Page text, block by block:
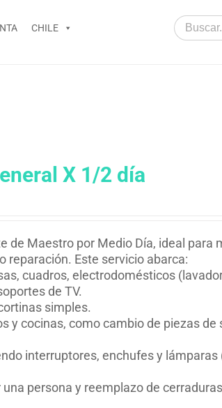
CHILE
Search
for:
X 1/2 día
de Maestro por Medio Día, ideal para
reparación. Este servicio abarca:
cuadros, electrodomésticos
de TV.
simples.
y cocinas, como cambio de piezas de
interruptores, enchufes y lámparas
persona y reemplazo de